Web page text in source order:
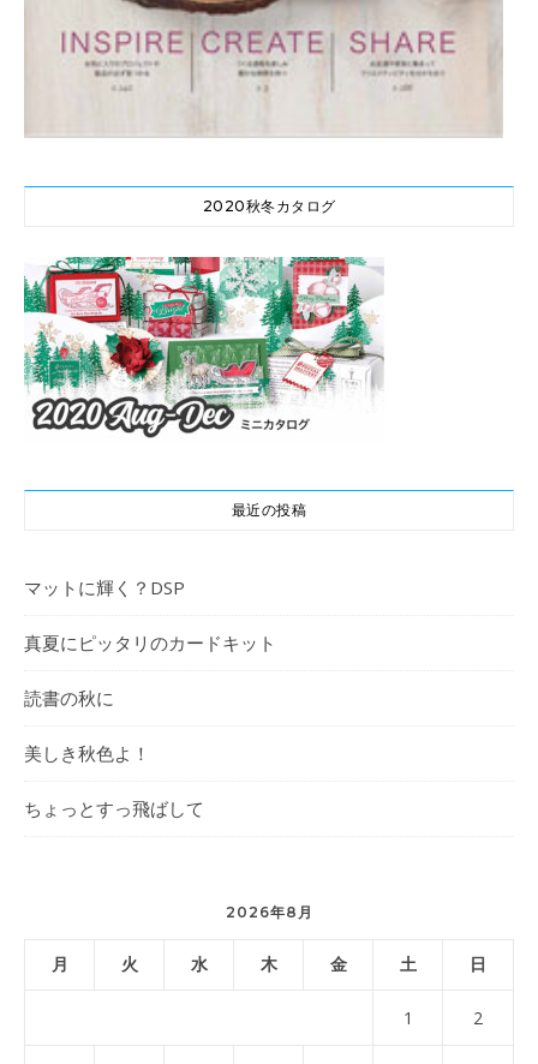
2020秋冬カタログ
最近の投稿
マットに輝く？DSP
真夏にピッタリのカードキット
読書の秋に
美しき秋色よ！
ちょっとすっ飛ばして
2026年8月
月 火 水 木 金 土 日
1 2